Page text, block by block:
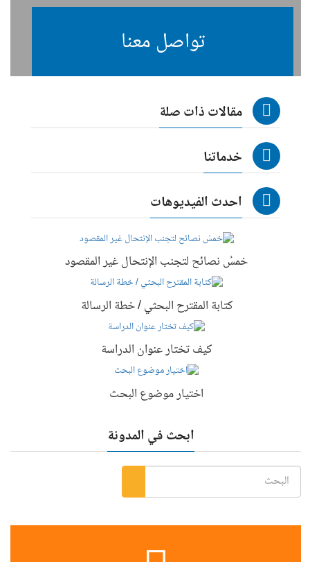
تواصل معنا
مقالات ذات صلة
خدماتنا
احدث الفيديوهات
خمسُ نصائح لتجنب الإنتحال غير المقصود
كتابة المقترح البحثي / خطة الرسالة
كيف تختار عنوان الدراسة
اختيار موضوع البحث
ابحث في المدونة